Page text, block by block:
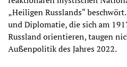
„Heiligen Russlands“
und Diplomatie, die sich am
Russland orientieren, taugen
Außenpolitik des Jahres 2022.